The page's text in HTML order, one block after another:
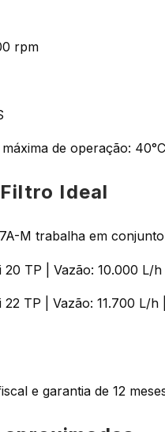
rpm
de operação: 40°C
Ideal
M trabalha em
TP | Vazão: 10.000 L/
TP | Vazão: 11.700 L/
e garantia de 12